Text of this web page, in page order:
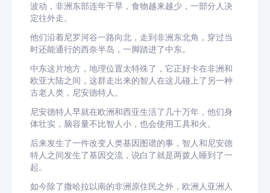
波动，非洲东部连年干旱，食物越来越少，一部分人决
定往外走。
他们沿着尼罗河谷一路向北，走到非洲东北角，穿过当
时还能通行的西奈半岛，一脚踏进了中东。
中东这片地方，地理位置太特殊了，它正好卡在非洲和
欧亚大陆之间，这群走出来的智人在这儿碰上了另一种
古老人类，尼安德特人。
尼安德特人早就在欧洲和西亚生活了几十万年，他们身
体壮实，脑容量不比智人小，也会使用工具和火。
后来发生了一件改变人类基因图谱的事，智人和尼安德
特人之间发生了基因交流，说白了就是两拨人睡到了一
起。
如今除了撒哈拉以南的非洲原住民之外，欧洲人亚洲人